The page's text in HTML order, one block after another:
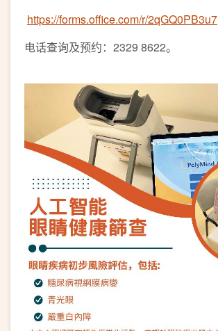
https://forms.office.com/r/2qGQ0PB3u7
电话查询及预约：2329 8622。